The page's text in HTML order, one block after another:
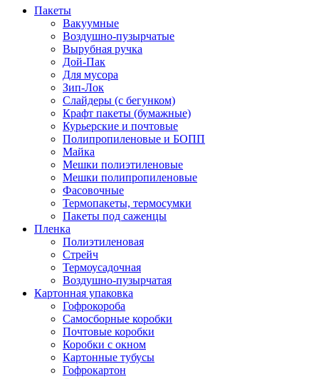
Пакеты
Вакуумные
Воздушно-пузырчатые
Вырубная ручка
Дой-Пак
Для мусора
Зип-Лок
Слайдеры (с бегунком)
Крафт пакеты (бумажные)
Курьерские и почтовые
Полипропиленовые и БОПП
Майка
Мешки полиэтиленовые
Мешки полипропиленовые
Фасовочные
Термопакеты, термосумки
Пакеты под саженцы
Пленка
Полиэтиленовая
Стрейч
Термоусадочная
Воздушно-пузырчатая
Картонная упаковка
Гофрокороба
Самосборные коробки
Почтовые коробки
Коробки с окном
Картонные тубусы
Гофрокартон